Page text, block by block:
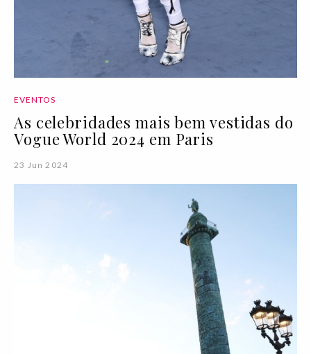
EVENTOS
As celebridades mais bem vestidas do
Vogue World 2024 em Paris
23 Jun 2024